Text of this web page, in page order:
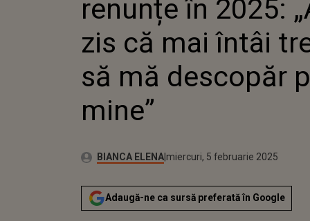
renunțe în 2025:
zis că mai întâi
să mă descopăr
mine”
Autor:BIANCA ELENA Publicat:
miercuri, 5 februarie 2025
Adaugă-ne ca sursă preferată în Google